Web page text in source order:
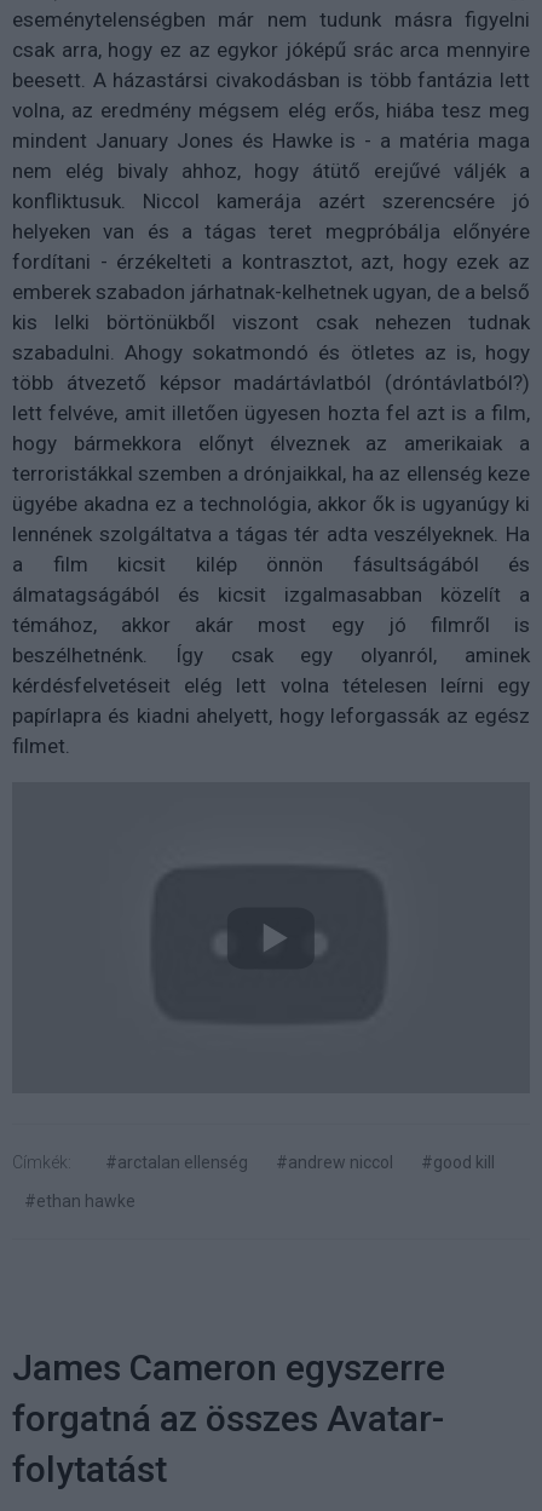
eseménytelenségben már nem tudunk másra figyelni
csak arra, hogy ez az egykor jóképű srác arca mennyire
beesett. A házastársi civakodásban is több fantázia lett
volna, az eredmény mégsem elég erős, hiába tesz meg
mindent January Jones és Hawke is - a matéria maga
nem elég bivaly ahhoz, hogy átütő erejűvé váljék a
konfliktusuk. Niccol kamerája azért szerencsére jó
helyeken van és a tágas teret megpróbálja előnyére
fordítani - érzékelteti a kontrasztot, azt, hogy ezek az
emberek szabadon járhatnak-kelhetnek ugyan, de a belső
kis lelki börtönükből viszont csak nehezen tudnak
szabadulni. Ahogy sokatmondó és ötletes az is, hogy
több átvezető képsor madártávlatból (dróntávlatból?)
lett felvéve, amit illetően ügyesen hozta fel azt is a film,
hogy bármekkora előnyt élveznek az amerikaiak a
terroristákkal szemben a drónjaikkal, ha az ellenség keze
ügyébe akadna ez a technológia, akkor ők is ugyanúgy ki
lennének szolgáltatva a tágas tér adta veszélyeknek. Ha
a film kicsit kilép önnön fásultságából és
álmatagságából és kicsit izgalmasabban közelít a
témához, akkor akár most egy jó filmről is
beszélhetnénk. Így csak egy olyanról, aminek
kérdésfelvetéseit elég lett volna tételesen leírni egy
papírlapra és kiadni ahelyett, hogy leforgassák az egész
filmet.
Címkék: #arctalan ellenség #andrew niccol
#good kill
#ethan hawke
James Cameron egyszerre
forgatná az összes Avatar-
folytatást